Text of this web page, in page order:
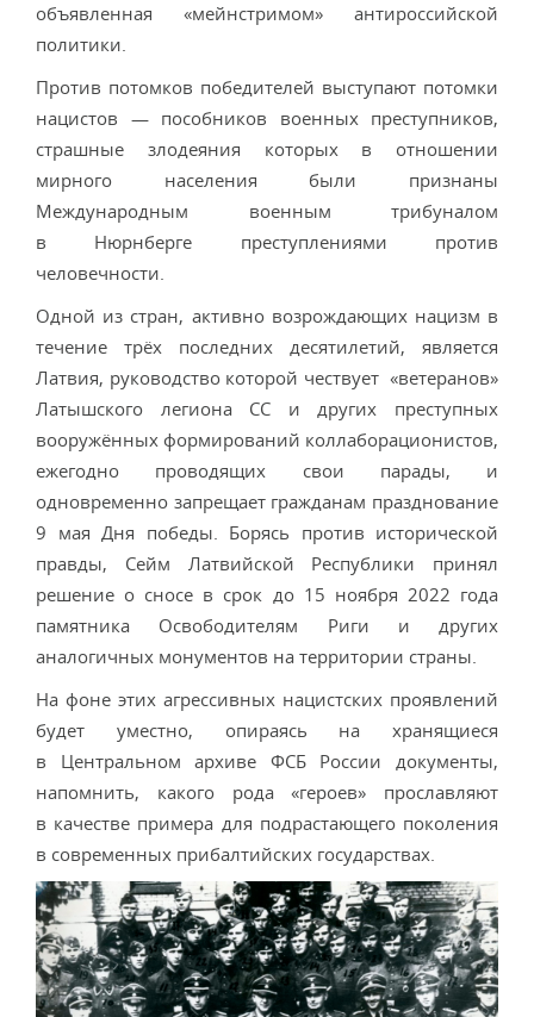
объявленная «мейнстримом» антироссийской
политики.
Против потомков победителей выступают потомки
нацистов — пособников военных преступников,
страшные злодеяния которых в отношении
мирного населения были признаны
Международным военным трибуналом
в Нюрнберге преступлениями против
человечности.
Одной из стран, активно возрождающих нацизм в
течение трёх последних десятилетий, является
Латвия, руководство которой чествует «ветеранов»
Латышского легиона СС и других преступных
вооружённых формирований коллаборационистов,
ежегодно проводящих свои парады, и
одновременно запрещает гражданам празднование
9 мая Дня победы. Борясь против исторической
правды, Сейм Латвийской Республики принял
решение о сносе в срок до 15 ноября 2022 года
памятника Освободителям Риги и других
аналогичных монументов на территории страны.
На фоне этих агрессивных нацистских проявлений
будет уместно, опираясь на хранящиеся
в Центральном архиве ФСБ России документы,
напомнить, какого рода «героев» прославляют
в качестве примера для подрастающего поколения
в современных прибалтийских государствах.